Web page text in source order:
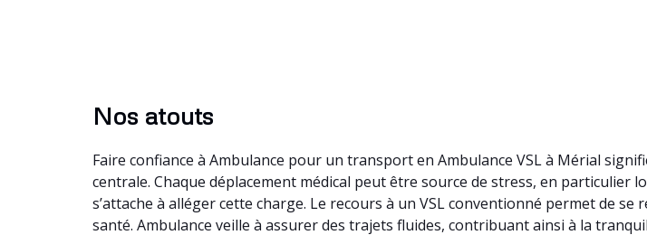
Nos atouts
Faire confiance à Ambulance pour un transport en Ambulance VSL à Mérial
centrale. Chaque déplacement médical peut être source de stress, en particulier
s’attache à alléger cette charge. Le recours à un VSL conventionné permet de
santé. Ambulance veille à assurer des trajets fluides, contribuant ainsi à la